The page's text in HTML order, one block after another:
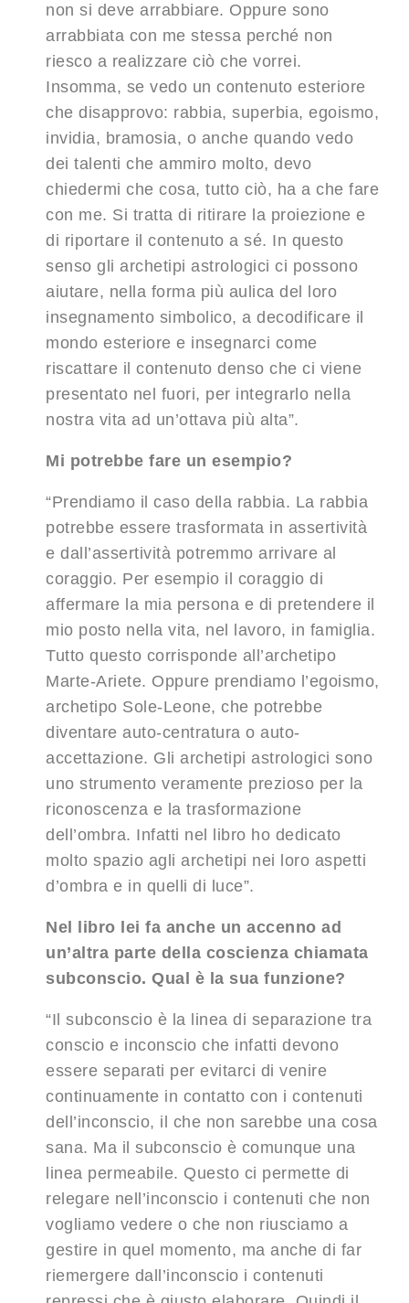
non si deve arrabbiare. Oppure sono
arrabbiata con me stessa perché non
riesco a realizzare ciò che vorrei.
Insomma, se vedo un contenuto esteriore
che disapprovo: rabbia, superbia, egoismo,
invidia, bramosia, o anche quando vedo
dei talenti che ammiro molto, devo
chiedermi che cosa, tutto ciò, ha a che fare
con me. Si tratta di ritirare la proiezione e
di riportare il contenuto a sé. In questo
senso gli archetipi astrologici ci possono
aiutare, nella forma più aulica del loro
insegnamento simbolico, a decodificare il
mondo esteriore e insegnarci come
riscattare il contenuto denso che ci viene
presentato nel fuori, per integrarlo nella
nostra vita ad un’ottava più alta”.
Mi potrebbe fare un esempio?
“Prendiamo il caso della rabbia. La rabbia
potrebbe essere trasformata in assertività
e dall’assertività potremmo arrivare al
coraggio. Per esempio il coraggio di
affermare la mia persona e di pretendere il
mio posto nella vita, nel lavoro, in famiglia.
Tutto questo corrisponde all’archetipo
Marte-Ariete. Oppure prendiamo l’egoismo,
archetipo Sole-Leone, che potrebbe
diventare auto-centratura o auto-
accettazione. Gli archetipi astrologici sono
uno strumento veramente prezioso per la
riconoscenza e la trasformazione
dell’ombra. Infatti nel libro ho dedicato
molto spazio agli archetipi nei loro aspetti
d’ombra e in quelli di luce”.
Nel libro lei fa anche un accenno ad
un’altra parte della coscienza chiamata
subconscio. Qual è la sua funzione?
“Il subconscio è la linea di separazione tra
conscio e inconscio che infatti devono
essere separati per evitarci di venire
continuamente in contatto con i contenuti
dell’inconscio, il che non sarebbe una cosa
sana. Ma il subconscio è comunque una
linea permeabile. Questo ci permette di
relegare nell’inconscio i contenuti che non
vogliamo vedere o che non riusciamo a
gestire in quel momento, ma anche di far
riemergere dall’inconscio i contenuti